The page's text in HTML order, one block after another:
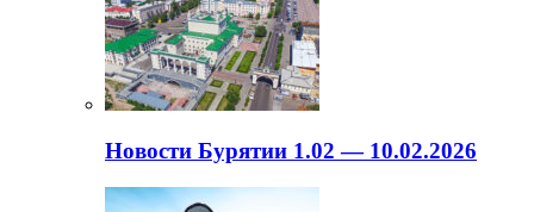
Новости Бурятии 1.02 — 10.02.2026